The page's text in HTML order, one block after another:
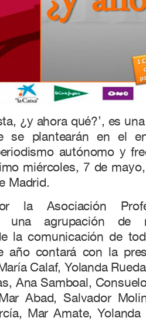
¿y ahora qué?’, es
se plantearán en el
autónomo y
miércoles, 7 de
Madrid.
la Asociación
una agrupación
la comunicación de
año contará con la
Calaf, Yolanda
Ana Samboal,
Abad, Salvador
Mar Amate,